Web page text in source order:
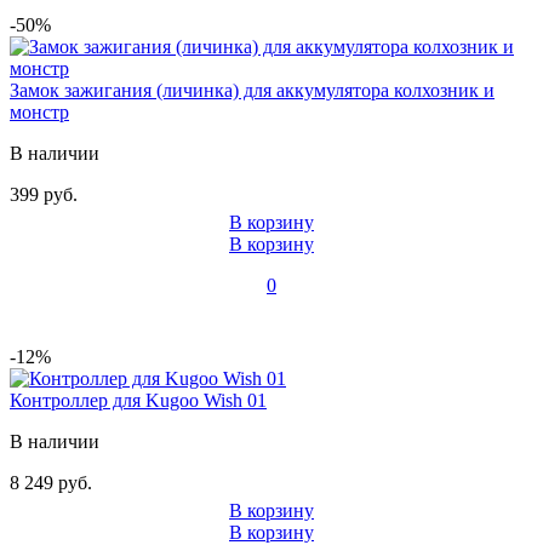
-50%
Замок зажигания (личинка) для аккумулятора колхозник и
монстр
В наличии
399 руб.
В корзину
В корзину
0
-12%
Контроллер для Kugoo Wish 01
В наличии
8 249 руб.
В корзину
В корзину